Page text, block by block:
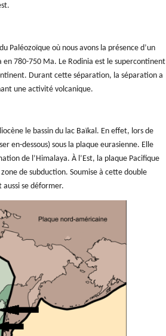
Paléozoïque où nous avons la présence d’un
780-750 Ma. Le Rodinia est le supercontinent
Durant cette séparation, la séparation a
une activité volcanique.
le bassin du lac Baïkal. En effet, lors de
en-dessous) sous la plaque eurasienne. Elle
de l’Himalaya. À l’Est, la plaque Pacifique
de subduction. Soumise à cette double
se déformer.